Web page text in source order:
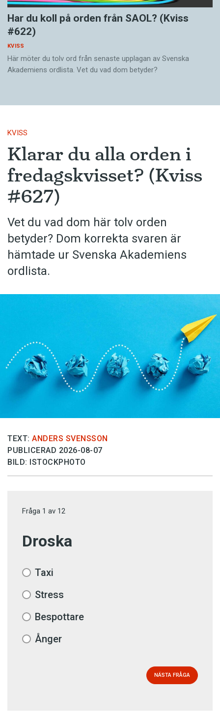
Har du koll på orden från SAOL? (Kviss
#622)
KVISS
Här möter du tolv ord från senaste upplagan av Svenska
Akademiens ordlista. Vet du vad dom betyder?
KVISS
Klarar du alla orden i
fredagskvisset? (Kviss
#627)
Vet du vad dom här tolv orden
betyder? Dom korrekta svaren är
hämtade ur Svenska Akademiens
ordlista.
TEXT: ANDERS SVENSSON
PUBLICERAD 2026-08-07
BILD: ISTOCKPHOTO
Fråga 1 av 12
Droska
Taxi
Stress
Bespottare
Ånger
NÄSTA FRÅGA